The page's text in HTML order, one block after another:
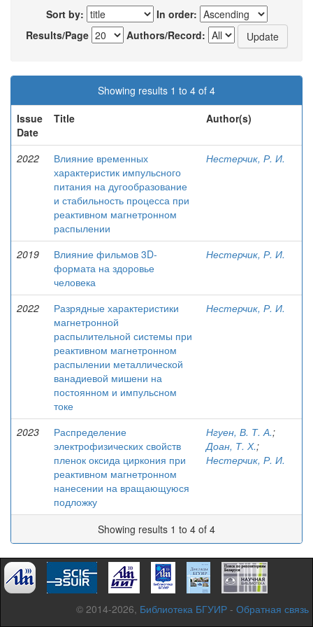
Sort by:
In order:
Results/Page
Authors/Record:
Showing results 1 to 4 of 4
Issue
Date
Title Author(s)
2022
Влияние временных
характеристик импульсного
питания на дугообразование
и стабильность процесса при
реактивном магнетронном
распылении
Нестерчик, Р. И.
2019
Влияние фильмов 3D-
формата на здоровье
человека
Нестерчик, Р. И.
2022
Разрядные характеристики
магнетронной
распылительной системы при
реактивном магнетронном
распылении металлической
ванадиевой мишени на
постоянном и импульсном
токе
Нестерчик, Р. И.
2023
Распределение
электрофизических свойств
пленок оксида циркония при
реактивном магнетронном
нанесении на вращающуюся
подложку
Нгуен, В. Т. А.;
Доан, Т. Х.;
Нестерчик, Р. И.
Showing results 1 to 4 of 4
© 2014-2026, Библиотека БГУИР - Обратная связь